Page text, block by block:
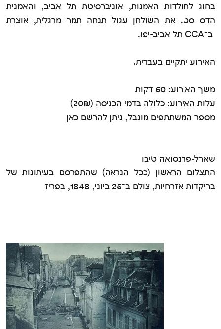
בחוג לתולדות האמנות, אוניברסיטת תל אביב, והאמנית
הדס סט. את השולחן עגול תנחה תמר מרגלית, אוצרת
ב־CCA תל אביב-יפו.
האירוע יתקיים בעברית.
משך האירוע: 60 דקות
עלות האירוע: כלולה בדמי הכניסה (20₪)
מספר המשתתפים מוגבל, ניתן להרשם כאן
שארל-פרנסואה טיבו
התצלום הראשון (ככל הנראה) שהתפרסם בעיתונות של
בריקדות אזרחיות, צולם ב־25 ביוני, 1848, בפריז